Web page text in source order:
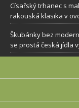
Císařský trhanec s
rakouská klasika v
Škubánky bez
se prostá česká jídla